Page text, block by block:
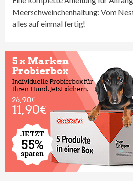
Meerschweinchenhaltung: Vom
alles auf einmal fertig!